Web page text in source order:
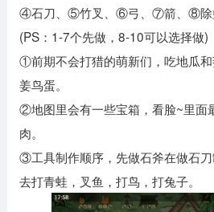
④石刀、⑤竹叉、⑥弓、⑦箭、⑧
(PS：1-7个先做，8-10可以选择做)
①前期不会打猎的萌新们，吃地瓜
姜鸟蛋。
②地图里会有一些宝箱，看脸~里面
肉。
③工具制作顺序，先做石斧在做石
去打青蛙，叉鱼，打鸟，打兔子。